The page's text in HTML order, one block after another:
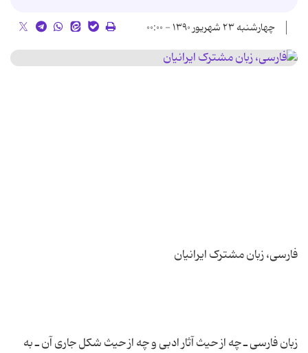
چهارشنبه ۲۳ شهریور ۱۳۹۰ - ۰۰:۰۰
زبان فارسی ـ چه از حیث آثار ادبی و چه از حیث شکل جاری آن ـ به